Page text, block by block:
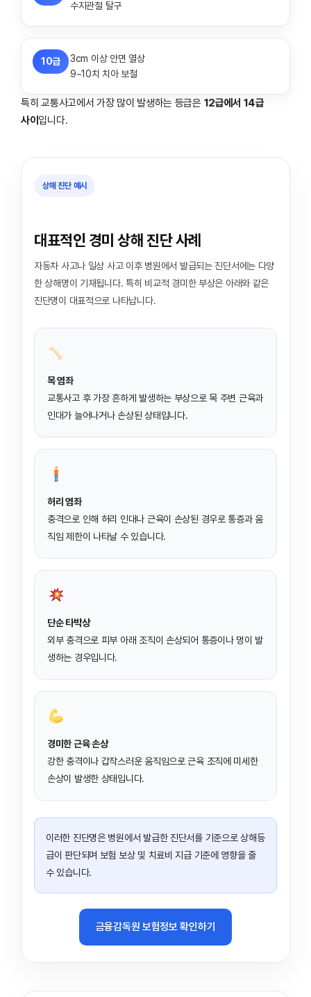
수지관절 탈구
10급
3cm 이상 안면 열상
9~10치 치아 보철
특히 교통사고에서 가장 많이 발생하는 등급은 12급에서 14급
사이 입니다.
상해 진단 예시
대표적인 경미 상해 진단 사례
자동차 사고나 일상 사고 이후 병원에서 발급되는 진단서에는 다양
한 상해명이 기재됩니다. 특히 비교적 경미한 부상은 아래와 같은
진단명이 대표적으로 나타납니다.
목 염좌
교통사고 후 가장 흔하게 발생하는 부상으로 목 주변 근육과
인대가 늘어나거나 손상된 상태입니다.
허리 염좌
충격으로 인해 허리 인대나 근육이 손상된 경우로 통증과 움
직임 제한이 나타날 수 있습니다.
단순 타박상
외부 충격으로 피부 아래 조직이 손상되어 통증이나 멍이 발
생하는 경우입니다.
경미한 근육 손상
강한 충격이나 갑작스러운 움직임으로 근육 조직에 미세한
손상이 발생한 상태입니다.
이러한 진단명은 병원에서 발급한 진단서를 기준으로 상해등
급이 판단되며 보험 보상 및 치료비 지급 기준에 영향을 줄
수 있습니다.
금융감독원 보험정보 확인하기